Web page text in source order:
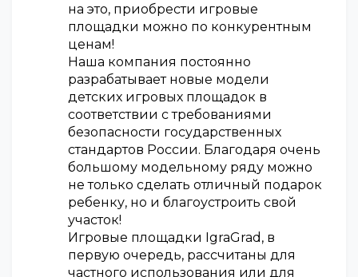
на это, приобрести игровые
площадки можно по конкурентным
ценам!
Наша компания постоянно
разрабатывает новые модели
детских игровых площадок в
соответствии с требованиями
безопасности государственных
стандартов России. Благодаря очень
большому модельному ряду можно
не только сделать отличный подарок
ребенку, но и благоустроить свой
участок!
Игровые площадки IgraGrad, в
первую очередь, рассчитаны для
частного использования или для